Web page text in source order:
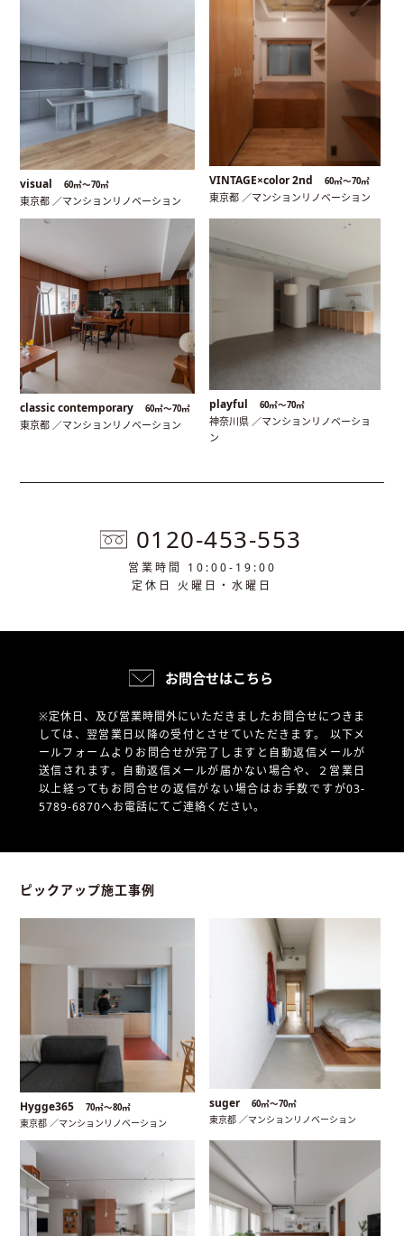
visual 60㎡〜70㎡
東京都 ／マンションリノベーション
VINTAGE×color 2nd 60㎡〜70㎡
東京都 ／マンションリノベーション
classic contemporary 60㎡〜70㎡
東京都 ／マンションリノベーション
playful 60㎡〜70㎡
神奈川県 ／マンションリノベーショ
ン
0120-453-553
営業時間 10:00-19:00
定休日 火曜日・水曜日
お問合せはこちら
※定休日、及び営業時間外にいただきましたお問合せにつきま
しては、翌営業日以降の受付とさせていただきます。 以下メ
ールフォームよりお問合せが完了しますと自動返信メールが
送信されます。自動返信メールが届かない場合や、
２営業日
以上経ってもお問合せの返信がない場合はお手数ですが03-
5789-6870へお電話にてご連絡ください。
ピックアップ施工事例
Hygge365 70㎡〜80㎡
東京都 ／マンションリノベーション
suger 60㎡〜70㎡
東京都 ／マンションリノベーション